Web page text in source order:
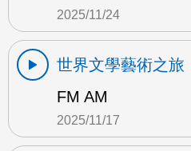
2025/11/24
世界文學藝術之旅
FM AM
2025/11/17